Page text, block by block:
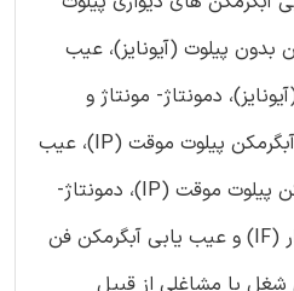
بدون پیلوت (آیونایز)، عیب
دمونتاژ- مونتاژ و
تحلیل مسیر های آب و گاز آبگرمکن پیلوت موقت (IP)، عیب
یابی و تست قطعات آبگرمکن پیلوت موقت (IP)، دمونتاژ-
مونتاژ کردن آبگرمکن فن دار (IF) و عیب یابی آبگرمکن فن